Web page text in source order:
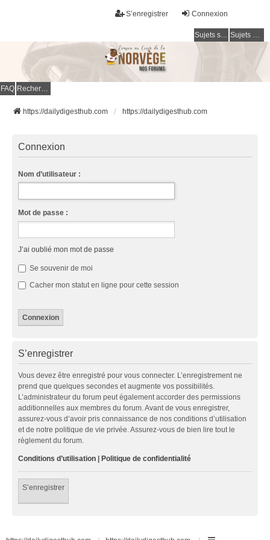
Connexion
S’enregistrer
Sujets sans réponse Sujets actifs
FAQ Rechercher
https://dailydigesthub.com https://dailydigesthub.com
Connexion
Nom d’utilisateur :
Mot de passe :
J’ai oublié mon mot de passe
Se souvenir de moi
Cacher mon statut en ligne pour cette session
S’enregistrer
Vous devez être enregistré pour vous connecter. L’enregistrement ne
prend que quelques secondes et augmente vos possibilités.
L’administrateur du forum peut également accorder des permissions
additionnelles aux membres du forum. Avant de vous enregistrer,
assurez-vous d’avoir pris connaissance de nos conditions d’utilisation
et de notre politique de vie privée. Assurez-vous de bien lire tout le
règlement du forum.
Conditions d’utilisation Politique de confidentialité
S’enregistrer